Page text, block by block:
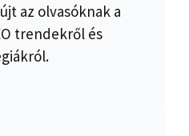
az olvasóknak a
trendekről és